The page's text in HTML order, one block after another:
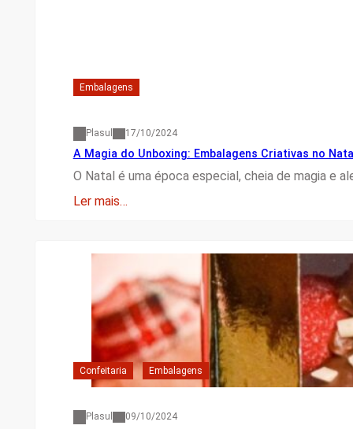
Embalagens
Plasul 17/10/2024
A Magia do Unboxing: Embalagens Criativas no
O Natal é uma época especial, cheia de magia e
Ler mais…
Confeitaria Embalagens
Plasul 09/10/2024